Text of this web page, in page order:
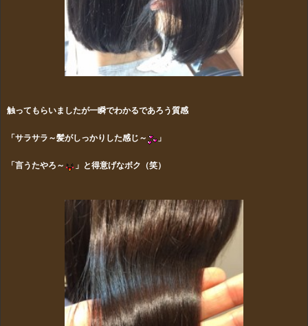
触ってもらいましたが一瞬でわかるであろう質感
「サラサラ～髪がしっかりした感じ～ 」
「言うたやろ～ 」と得意げなボク（笑）